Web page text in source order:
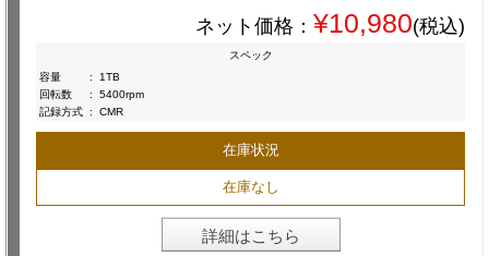
ネット価格： ¥10,980(税込)
スペック
容量
:
1TB
回転数
:
5400rpm
記録方式 : CMR
在庫状況
在庫なし
詳細はこちら